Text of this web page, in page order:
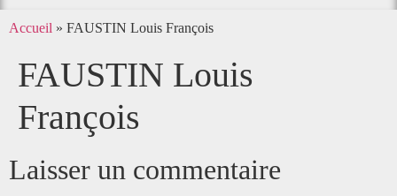
Accueil » FAUSTIN Louis François
FAUSTIN Louis
François
Laisser un commentaire